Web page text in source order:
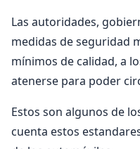
Las autoridades,
medidas de seguridad
mínimos de calidad, a
atenerse para poder
Estos son algunos de
cuenta estos